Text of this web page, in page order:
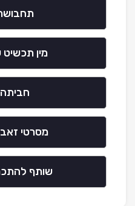
מין
מסרטי
שותף